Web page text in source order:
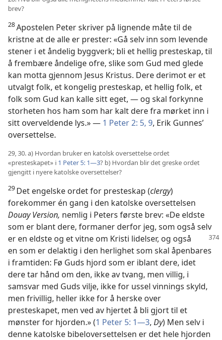
brev?
28Apostelen Peter skriver på lignende måte til de
kristne at de alle er prester: «Gå selv inn som levende
stener i et åndelig byggverk; bli et hellig presteskap, til
å frembære åndelige ofre, slike som Gud med glede
kan motta gjennom Jesus Kristus. Dere derimot er et
utvalgt folk, et kongelig presteskap, et hellig folk, et
folk som Gud kan kalle sitt eget, — og skal forkynne
storheten hos ham som har kalt dere fra mørket inn i
sitt overveldende lys.» — 1 Peter 2: 5, 9, Erik Gunnes’
oversettelse.
29, 30. a) Hvordan bruker en katolsk oversettelse ordet
«presteskapet» i 1 Peter 5: 1—3? b) Hvordan blir det greske ordet
gjengitt i nyere katolske oversettelser?
29 Det engelske ordet for presteskap (clergy)
forekommer én gang i den katolske oversettelsen
Douay Version, nemlig i Peters første brev: «De eldste
som er blant dere, formaner derfor jeg, som også selv
er en eldste og et vitne om Kristi lidelser, og også
en som er delaktig i den herlighet som skal åpenbares
i framtiden: Fø Guds hjord som er iblant dere, idet
dere tar hånd om den, ikke av tvang, men villig, i
samsvar med Guds vilje, ikke for ussel vinnings skyld,
men frivillig, heller ikke for å herske over
presteskapet, men ved av hjertet å bli gjort til et
mønster for hjorden.» (1 Peter 5: 1—3, Dy) Men selv i
denne katolske bibeloversettelsen er det hele hjorden